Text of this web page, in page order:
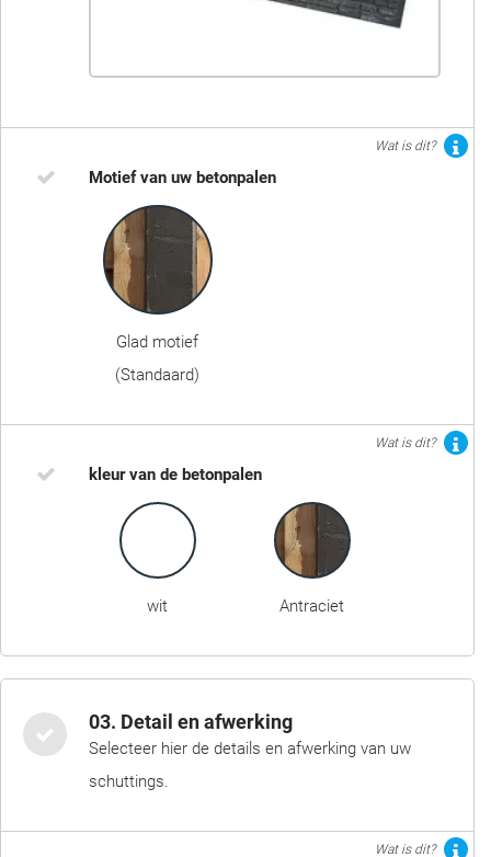
Wat is dit?
Motief van uw betonpalen
Glad motief
(Standaard)
Wat is dit?
kleur van de betonpalen
wit Antraciet
03. Detail en afwerking
Selecteer hier de details en afwerking van uw
schuttings.
Wat is dit?